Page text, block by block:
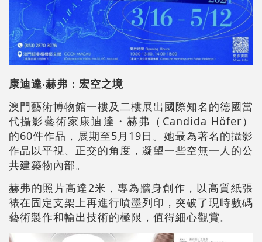
康迪達‧赫弗：宏空之境
澳門藝術博物館一樓及二樓展出國際知名的德國當
代攝影藝術家康迪達・赫弗（Candida Höfer）
的60件作品，展期至5月19日。她最為著名的攝影
作品以平視、正交的角度，凝望一些空無一人的公
共建築物內部。
赫弗的照片高達2米，專為牆身創作，以高質紙張
裱在固定支架上再進行噴墨列印，突破了現時數碼
藝術製作和輸出技術的極限，值得細心觀賞。